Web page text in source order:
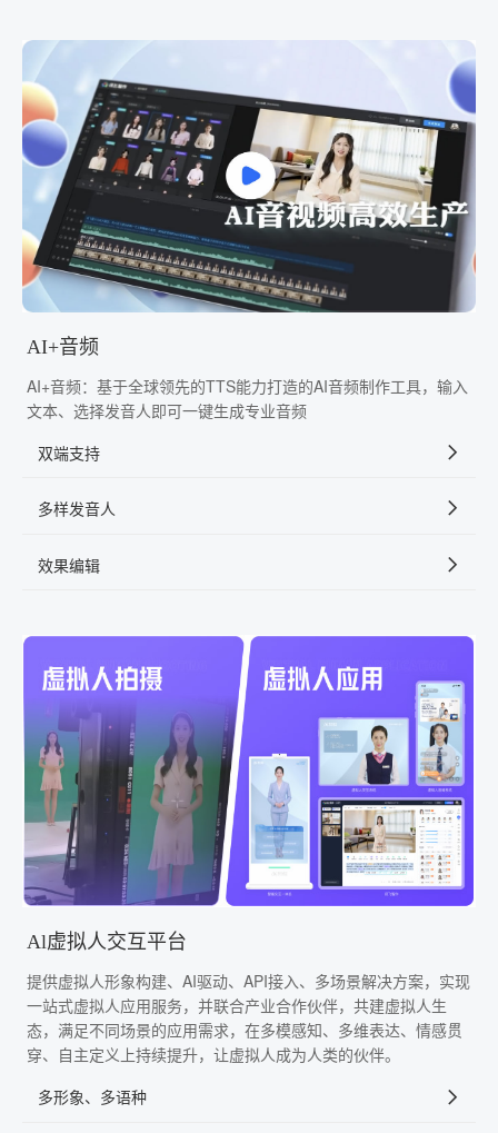
AI+音频
AI+音频：基于全球领先的TTS能力打造的AI音频制作工具，输入
文本、选择发音人即可一键生成专业音频
双端支持
多样发音人
效果编辑
Al虚拟人交互平台
提供虚拟人形象构建、AI驱动、API接入、多场景解决方案，实现
一站式虚拟人应用服务，并联合产业合作伙伴，共建虚拟人生
态，满足不同场景的应用需求，在多模感知、多维表达、情感贯
穿、自主定义上持续提升，让虚拟人成为人类的伙伴。
多形象、多语种